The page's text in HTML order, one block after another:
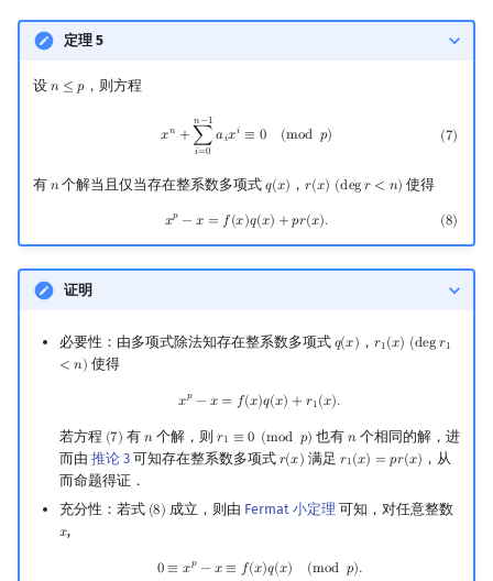
定理 5
设 𝑛 ≤ 𝑝
n≤p ，则方程
𝑥𝑛 +
𝑛−1
∑
𝑖=0
𝑎𝑖𝑥𝑖 ≡ 0 (mod 𝑝) (7)
+∑i=
有 𝑛
n个解当且仅当存在整系数多项式𝑞(𝑥)
q(x) ，𝑟(𝑥) (deg𝑟 < 𝑛)
r(x) degr <n) 使得
𝑥𝑝 − 𝑥 = 𝑓(𝑥)𝑞(𝑥) +𝑝𝑟(𝑥). (8)
(8) xp−x =f(x)q(x) +p r(x).
证明
必要性：由多项式除法知存在整系数多项式 𝑞(𝑥)
q(x) ， 𝑟1(𝑥) (deg𝑟1
< 𝑛)
r1(x) degr 1<
使得
𝑥𝑝 − 𝑥 = 𝑓(𝑥)𝑞(𝑥) + 𝑟1(𝑥).
p−x= f(x)q(x)+ 1 x)
若方程 (7)
(7) 有 𝑛
n个解，则 𝑟1 ≡ 0 (mod 𝑝)
r1 ≡0 (modp) 也有𝑛
n个相同的解，进
而由 推论 3可知存在整系数多项式 𝑟(𝑥)
r(x) 满足 𝑟1(𝑥) = 𝑝𝑟(𝑥)
r1(x)= pr (x)
，从
而命题得证．
充分性：若式 (8)
(8) 成立，则由 Fermat 小定理 可知，对任意整数
𝑥
x,
0 ≡ 𝑥𝑝 − 𝑥 ≡ 𝑓(𝑥)𝑞(𝑥) (mod 𝑝).
0≡ p− x≡ f(x)q(x)(modp).